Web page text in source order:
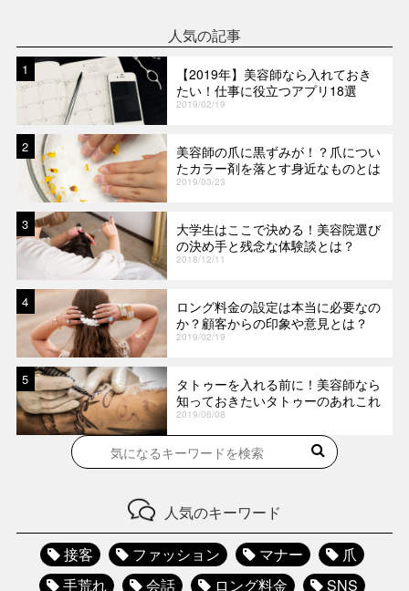
人気の記事
1
【2019年】美容師なら入れておき
たい！仕事に役立つアプリ18選
2019/02/19
2
美容師の爪に黒ずみが！？爪につい
たカラー剤を落とす身近なものとは
2019/03/23
3
大学生はここで決める！美容院選び
の決め手と残念な体験談とは？
2018/12/11
4
ロング料金の設定は本当に必要なの
か？顧客からの印象や意見とは？
2019/02/19
5
タトゥーを入れる前に！美容師なら
知っておきたいタトゥーのあれこれ
2019/06/08
人気のキーワード
接客
ファッション マナー
爪
手荒れ
会話 ロング料金 SNS